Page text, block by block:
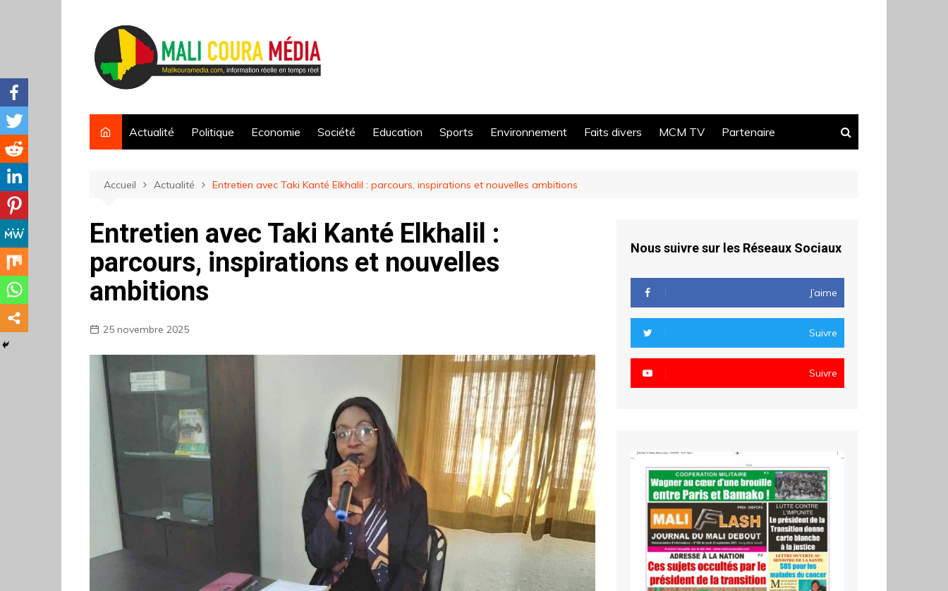
Actualité Politique Economie Société Education Sports Environnement Faits divers MCM TV Partenaire
Accueil Actualité ‎Entretien avec Taki Kanté Elkhalil : parcours, inspirations et nouvelles ambitions
‎Entretien avec Taki Kanté Elkhalil :
parcours, inspirations et nouvelles
ambitions
25 novembre 2025
Nous suivre sur les Réseaux Sociaux
J’aime
Suivre
Suivre